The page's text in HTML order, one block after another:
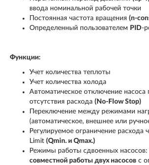
ввода номинальной рабочей точки
Постоянная частота вращения (n-
Определенный пользователем PID-
Функции:
Учет количества теплоты
Учет количества холода
Автоматическое отключение
отсутствия расхода (No-Flow Stop)
Переключение между режимами
(автоматическое, внешнее или
Регулируемое ограничение расхода
Limit (Qmin. и Qmax.)
Режимы работы сдвоенных насосов:
совместной работы двух насосов с